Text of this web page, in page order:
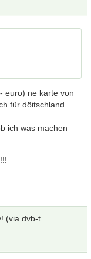
euro) ne karte von
für döitschland
ich was machen
(via dvb-t